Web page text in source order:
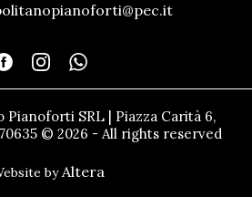
SRL | Piazza Carità 6,
© 2026 - All rights reserved
byAltera